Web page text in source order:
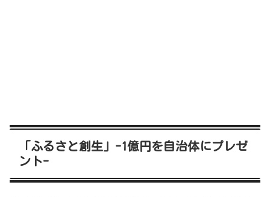
「ふるさと創生」-1億円を自治体にプレゼ
ント-